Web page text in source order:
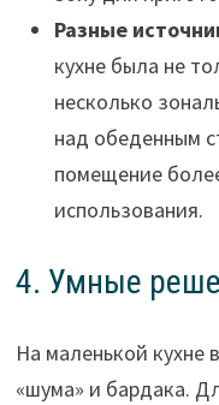
Разные
кухне была не
несколько
над обеденным
помещение
использования.
4. Умные
На маленькой кухне
«шума» и бардака.